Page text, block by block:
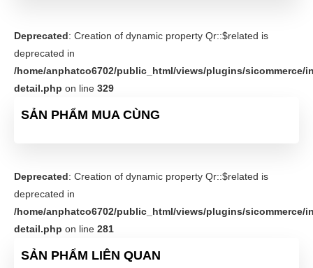
Deprecated: Creation of dynamic property Qr::$related is
deprecated in
/home/anphatco6702/public_html/views/plugins/sicommerce/
detail.php on line 329
SẢN PHẨM MUA CÙNG
Deprecated: Creation of dynamic property Qr::$related is
deprecated in
/home/anphatco6702/public_html/views/plugins/sicommerce/
detail.php on line 281
SẢN PHẨM LIÊN QUAN